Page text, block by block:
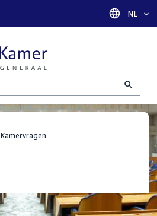
Taal
NL
Kamervragen